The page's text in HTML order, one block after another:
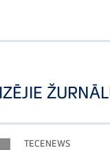
TECENEWS